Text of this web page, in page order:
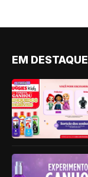
EM DESTAQUE